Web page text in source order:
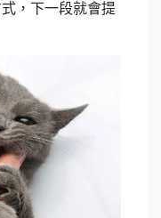
，下一段就會提